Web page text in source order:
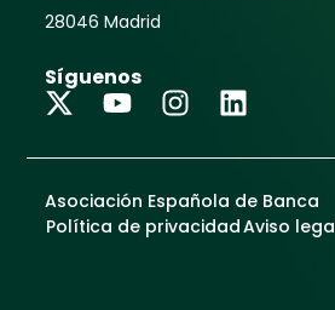
28046 Madrid
Síguenos
Asociación Española de Banca
Política de privacidadAviso